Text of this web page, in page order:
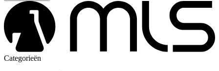
Categorieën